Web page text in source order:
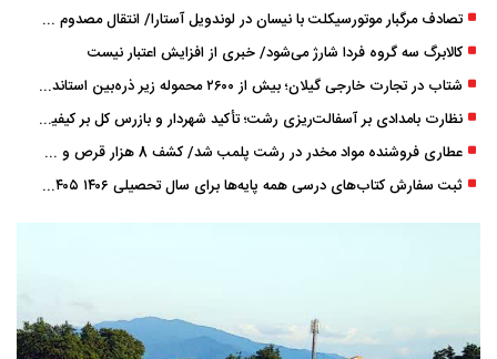
تصادف مرگبار موتورسیکلت با نیسان در لوندویل آستارا/ انتقال مصدوم با اورژانس هوایی به رشت
کالابرگ سه گروه فردا شارژ می‌شود/ خبری از افزایش اعتبار نیست
شتاب در تجارت خارجی گیلان؛ بیش از ۲۶۰۰ محموله زیر ذره‌بین استاندارد
نظارت بامدادی بر آسفالت‌ریزی رشت؛ تأکید شهردار و بازرس کل بر کیفیت اجرای پروژه‌ها
عطاری فروشنده مواد مخدر در رشت پلمب شد/ کشف 8 هزار قرص و 50 لیتر شربت توهم ‌زا
ثبت سفارش کتاب‌های درسی همه پایه‌ها برای سال تحصیلی ۱۴۰۶ ۱۴۰۵ فعال شد